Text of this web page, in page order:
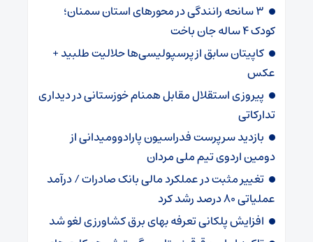
۳ سانحه رانندگی در محورهای استان سمنان؛
کودک ۴ ساله جان باخت
کاپیتان سابق از پرسپولیسی‌ها حلالیت طلبید +
عکس
پیروزی استقلال مقابل همنام خوزستانی در دیداری
تدارکاتی
بازدید سرپرست فدراسیون پارادوومیدانی از
دومین اردوی تیم ملی مردان
تغییر مثبت در عملکرد مالی بانک صادرات / درآمد
عملیاتی ۸۰ درصد رشد کرد
افزایش پلکانی تعرفه بهای برق کشاورزی لغو شد